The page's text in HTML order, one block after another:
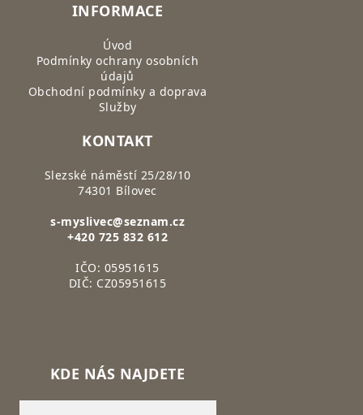
INFORMACE
Úvod
Podmínky ochrany osobních
údajů
Obchodní podmínky a doprava
Služby
KONTAKT
Slezské náměstí 25/28/10
74301 Bílovec
s-myslivec@seznam.cz
+420 725 832 612
IČO: 05951615
DIČ: CZ05951615
KDE NÁS NAJDETE